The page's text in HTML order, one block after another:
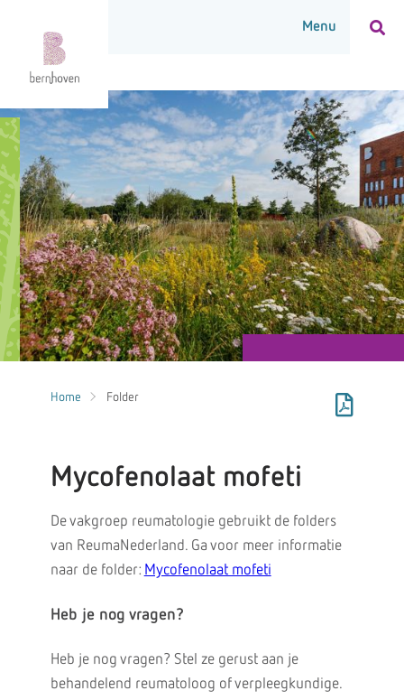
Home Folder
Mycofenolaat mofeti
De vakgroep reumatologie gebruikt de folders
van ReumaNederland. Ga voor meer informatie
naar de folder: Mycofenolaat mofeti
Heb je nog vragen?
Heb je nog vragen? Stel ze gerust aan je
behandelend reumatoloog of verpleegkundige.